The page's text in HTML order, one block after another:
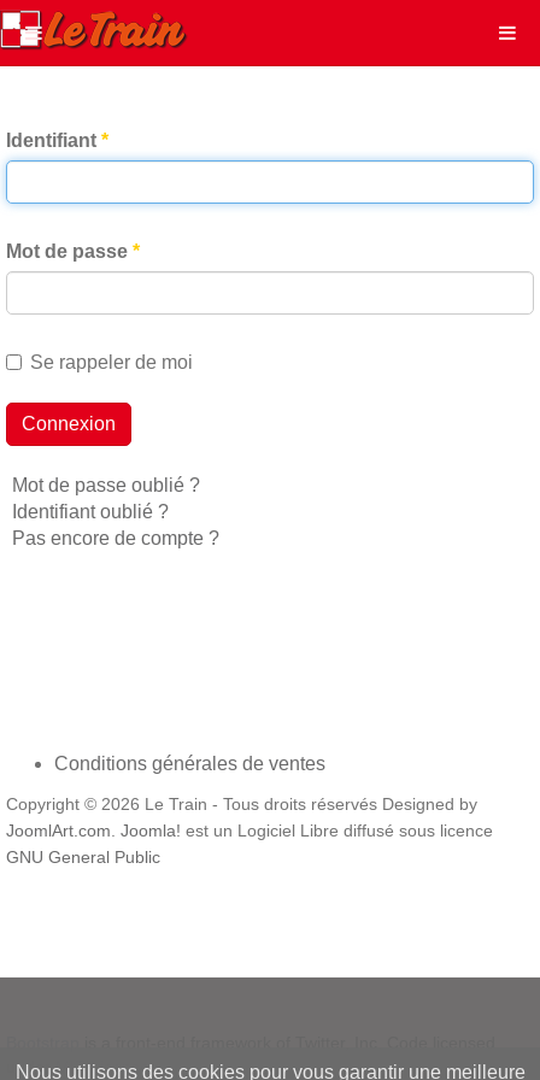
Identifiant *
Mot de passe *
Se rappeler de moi
Connexion
Mot de passe oublié ?
Identifiant oublié ?
Pas encore de compte ?
Conditions générales de ventes
Copyright © 2026 Le Train - Tous droits réservés Designed by
JoomlArt.com. Joomla! est un Logiciel Libre diffusé sous licence
GNU General Public
underMIT License.
Nous utilisons des cookies pour vous garantir une meilleure